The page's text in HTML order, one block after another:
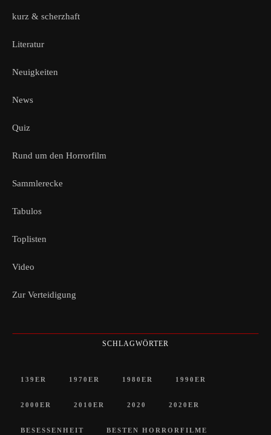
kurz & scherzhaft
Literatur
Neuigkeiten
News
Quiz
Rund um den Horrorfilm
Sammlerecke
Tabulos
Toplisten
Video
Zur Verteidigung
SCHLAGWÖRTER
139ER 1970ER 1980ER 1990ER
2000ER 2010ER 2020 2020ER
BESESSENHEIT BESTEN HORRORFILME